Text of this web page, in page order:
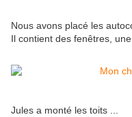
Nous avons placé les
Il contient des fenêtres,
Jules a monté les toits ...